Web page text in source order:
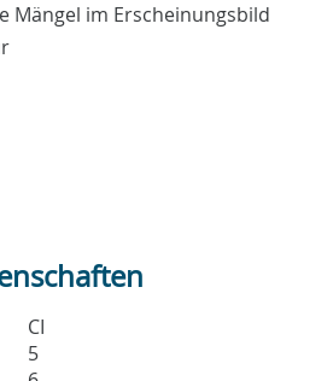
Mängel im Erscheinungsbild
CI
5